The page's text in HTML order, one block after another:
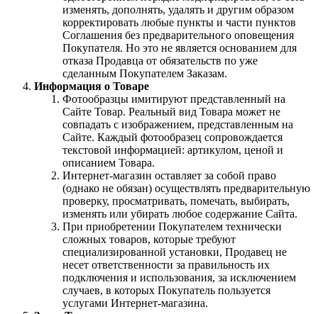
изменять, дополнять, удалять и другим образом
корректировать любые пункты и части пунктов
Соглашения без предварительного оповещения
Покупателя. Но это не является основанием для
отказа Продавца от обязательств по уже
сделанным Покупателем Заказам.
Информация о Товаре
Фотообразцы имитируют представленный на
Сайте Товар. Реальный вид Товара может не
совпадать с изображением, представленным на
Сайте. Каждый фотообразец сопровождается
текстовой информацией: артикулом, ценой и
описанием Товара.
Интернет-магазин оставляет за собой право
(однако не обязан) осуществлять предварительную
проверку, просматривать, помечать, выбирать,
изменять или убирать любое содержание Сайта.
При приобретении Покупателем технически
сложных товаров, которые требуют
специализированной установки, Продавец не
несет ответственности за правильность их
подключения и использования, за исключением
случаев, в которых Покупатель пользуется
услугами Интернет-магазина.